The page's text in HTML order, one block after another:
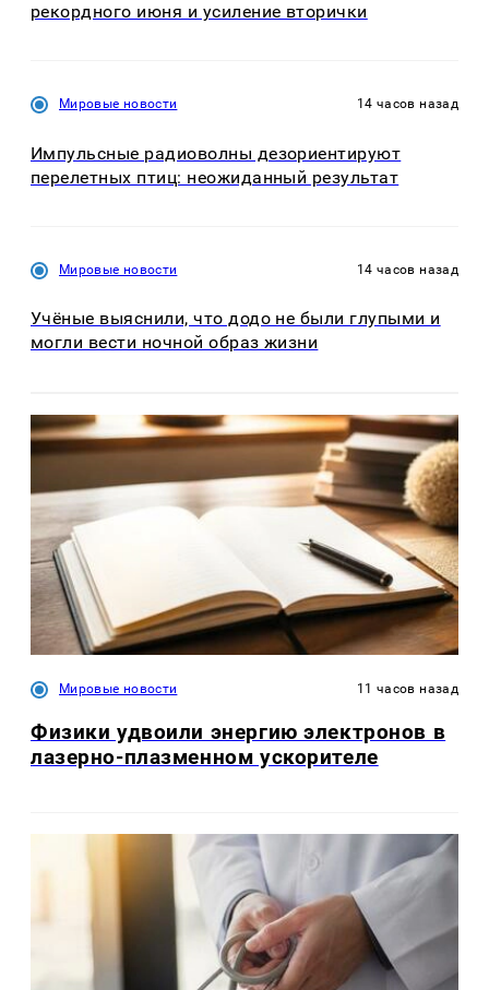
рекордного июня и усиление вторички
Мировые новости 14 часов назад
Импульсные радиоволны дезориентируют
перелетных птиц: неожиданный результат
Мировые новости 14 часов назад
Учёные выяснили, что додо не были глупыми и
могли вести ночной образ жизни
Мировые новости 11 часов назад
Физики удвоили энергию электронов в
лазерно-плазменном ускорителе